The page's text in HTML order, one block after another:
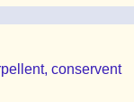
conservent